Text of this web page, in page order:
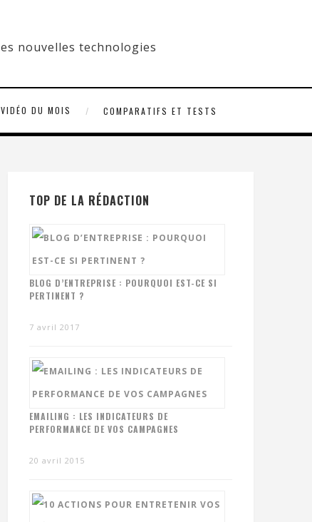
VIDÉO DU MOIS COMPARATIFS ET TESTS
TOP DE LA RÉDACTION
BLOG D’ENTREPRISE : POURQUOI EST-CE SI
PERTINENT ?
7 avril 2017
EMAILING : LES INDICATEURS DE
PERFORMANCE DE VOS CAMPAGNES
20 avril 2015